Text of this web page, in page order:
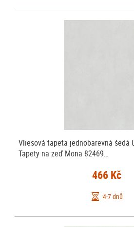
Vliesová tapeta jednobarevná šedá
Tapety na zeď Mona 82469…
466 Kč
4-7 dnů